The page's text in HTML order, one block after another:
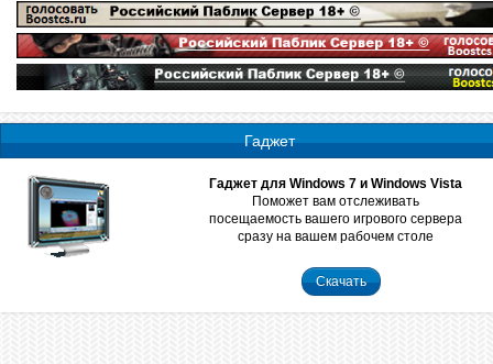
Гаджет
Гаджет для Windows 7 и Windows Vista
Поможет вам отслеживать
посещаемость вашего игрового сервера
сразу на вашем рабочем столе
Скачать